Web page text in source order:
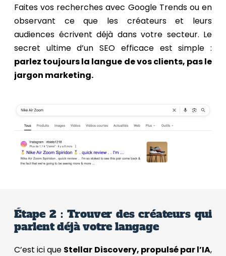
Faites vos recherches avec Google Trends ou en
observant ce que les créateurs et leurs
audiences écrivent déjà dans votre secteur. Le
secret ultime d’un SEO efficace est simple :
parlez toujours la langue de vos clients, pas le
jargon marketing.
Étape 2 : Trouver des créateurs qui
parlent déjà votre langage
C’est ici que Stellar Discovery, propulsé par l’IA,